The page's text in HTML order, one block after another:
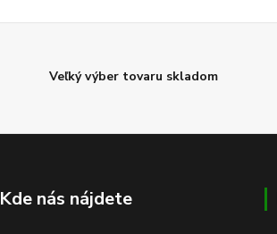
Veľký výber tovaru skladom
Kde nás nájdete